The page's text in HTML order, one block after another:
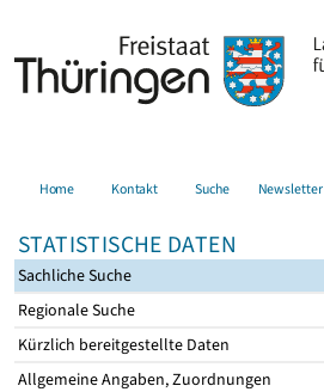
Home Kontakt Suche Newsletter
STATISTISCHE DATEN
Sachliche Suche
Regionale Suche
Kürzlich bereitgestellte Daten
Allgemeine Angaben, Zuordnungen